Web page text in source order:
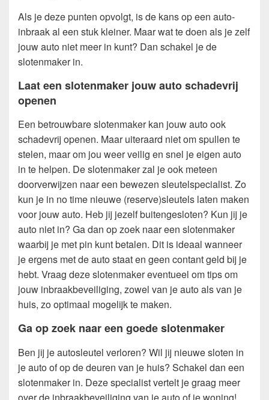
Als je deze punten opvolgt, is de kans op een auto-
inbraak al een stuk kleiner. Maar wat te doen als je zelf
jouw auto niet meer in kunt? Dan schakel je de
slotenmaker in.
Laat een slotenmaker jouw auto schadevrij
openen
Een betrouwbare slotenmaker kan jouw auto ook
schadevrij openen. Maar uiteraard niet om spullen te
stelen, maar om jou weer veilig en snel je eigen auto
in te helpen. De slotenmaker zal je ook meteen
doorverwijzen naar een bewezen sleutelspecialist. Zo
kun je in no time nieuwe (reserve)sleutels laten maken
voor jouw auto. Heb jij jezelf buitengesloten? Kun jij je
auto niet in? Ga dan op zoek naar een slotenmaker
waarbij je met pin kunt betalen. Dit is ideaal wanneer
je ergens met de auto staat en geen contant geld bij je
hebt. Vraag deze slotenmaker eventueel om tips om
jouw inbraakbeveiliging, zowel van je auto als van je
huis, zo optimaal mogelijk te maken.
Ga op zoek naar een goede slotenmaker
Ben jij je autosleutel verloren? Wil jij nieuwe sloten in
je auto of op de deuren van je huis? Schakel dan een
slotenmaker in. Deze specialist vertelt je graag meer